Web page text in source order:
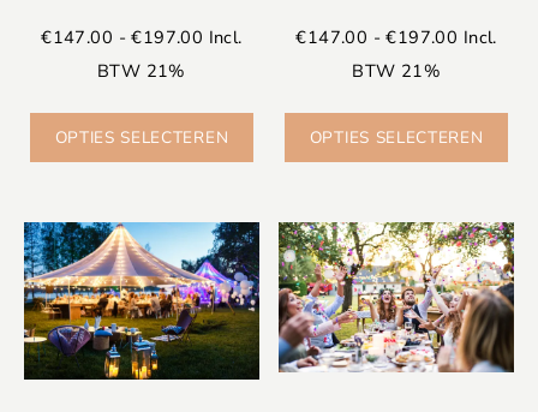
€147.00 - €197.00 Incl.
BTW 21%
OPTIES SELECTEREN
€147.00 - €197.00 Incl.
BTW 21%
OPTIES SELECTEREN